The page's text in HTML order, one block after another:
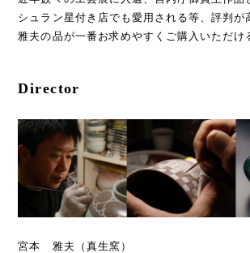
シュラン星付き店でも愛用される等、評判が
雅夫の品が一番お求めやすくご購入いただけ
Director
宮本 雅夫（真生窯）